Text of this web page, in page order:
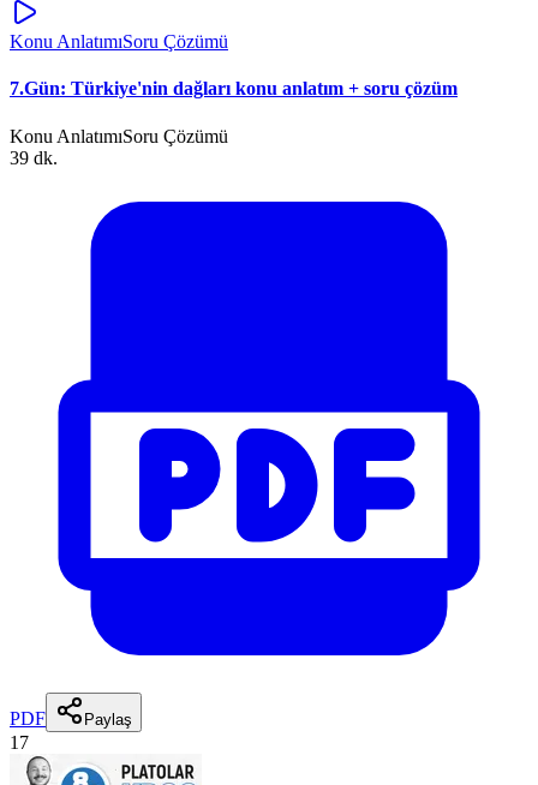
Konu AnlatımıSoru Çözümü
7.Gün: Türkiye'nin dağları konu anlatım + soru çözüm
Konu AnlatımıSoru Çözümü
39 dk.
PDF Paylaş
17